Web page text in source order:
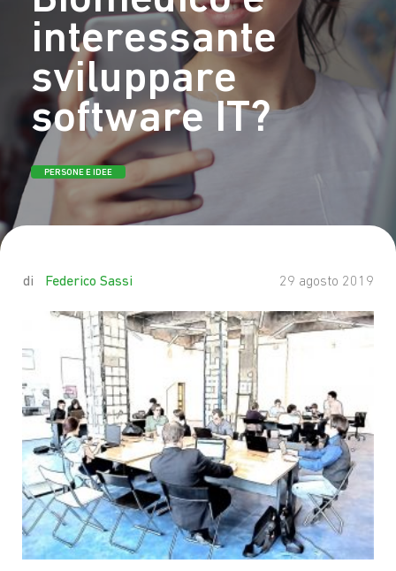
interessante
sviluppare
software IT?
PERSONE E IDEE
by Federico Sassi 29 agosto 2019